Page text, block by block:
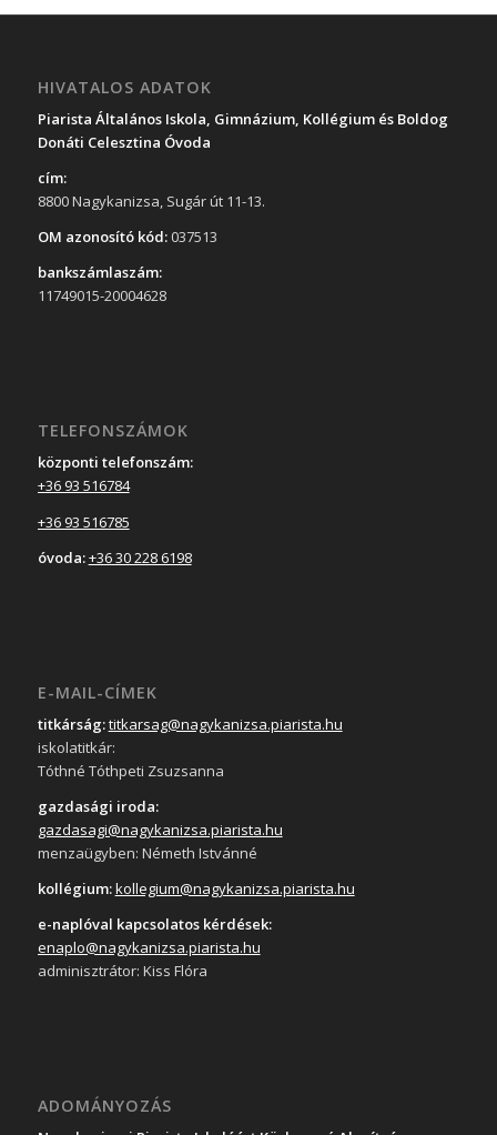
HIVATALOS ADATOK
Piarista Általános Iskola, Gimnázium, Kollégium és Boldog
Donáti Celesztina Óvoda
cím:
8800 Nagykanizsa, Sugár út 11-13.
OM azonosító kód:037513
bankszámlaszám:
11749015-20004628
TELEFONSZÁMOK
központi telefonszám:
+36 93 516784
+36 93 516785
óvoda:+36 30 228 6198
E-MAIL-CÍMEK
titkárság:titkarsag@nagykanizsa.piarista.hu
iskolatitkár:
Tóthné Tóthpeti Zsuzsanna
gazdasági iroda:
gazdasagi@nagykanizsa.piarista.hu
menzaügyben: Németh Istvánné
kollégium:kollegium@nagykanizsa.piarista.hu
e-naplóval kapcsolatos kérdések:
enaplo@nagykanizsa.piarista.hu
adminisztrátor: Kiss Flóra
ADOMÁNYOZÁS